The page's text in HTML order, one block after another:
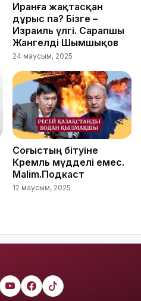
Иранға жақтасқан
дұрыс па? Бізге –
Израиль үлгі. Сарапшы
Жангелді Шымшықов
24 маусым, 2025
Соғыстың бітуіне
Кремль мүдделі емес.
Malim.Подкаст
12 маусым, 2025